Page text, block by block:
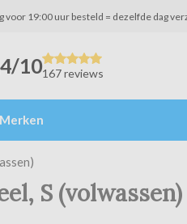
voor 19:00 uur besteld = dezelfde dag
10167 reviews
Merken
S (volwassen)